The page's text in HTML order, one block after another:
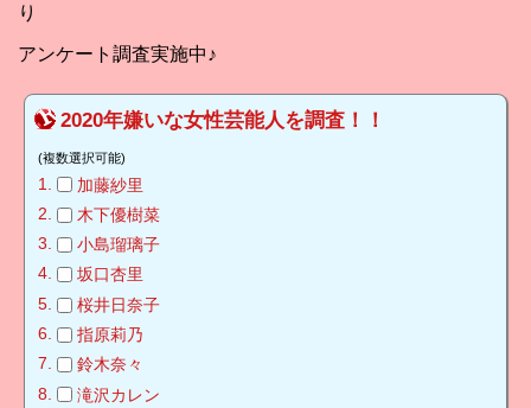
り
アンケート調査実施中♪
2020年嫌いな女性芸能人を調査！！
(複数選択可能)
加藤紗里
木下優樹菜
小島瑠璃子
坂口杏里
桜井日奈子
指原莉乃
鈴木奈々
滝沢カレン